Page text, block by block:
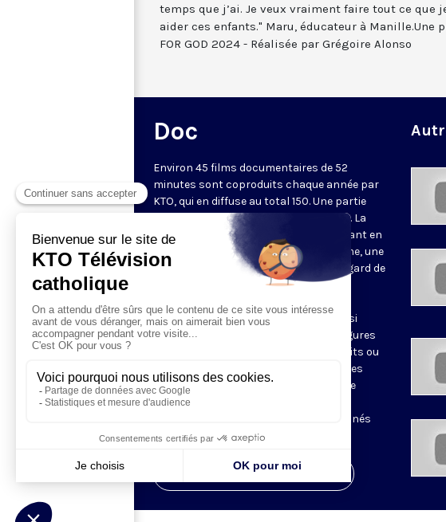
temps que j’ai. Je veux vraiment faire tout ce que
aider ces enfants." Maru, éducateur à Manille.Une
FOR GOD 2024 - Réalisée par Grégoire Alonso
Doc
Environ 45 films documentaires de 52
minutes sont coproduits chaque année par
KTO, qui en diffuse au total 150. Une partie
d'entre eux est disponible sur Internet. La
chaîne privilégie des documents mettant en
valeur une vision chrétienne de l'homme, une
lecture des questions de société au regard de
la doctrine sociale de l'Église, une
chrétien. Les documentaires sont aussi
l'occasion de découvrir des grandes figures
du christianisme, à travers des portraits ou
des récits, et de partir à la rencontre des
communautés chrétiennes à travers le
monde. Ces films sont régulièrement
remarqués dans la presse et sélectionnés
dans les festivals.
Visiter la page de l'émission